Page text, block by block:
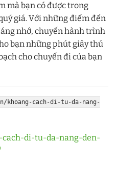
mà bạn có được trong
giá. Với những điểm đến
nhớ, chuyến hành trình
bạn những phút giây thú
cho chuyến đi của bạn
khoang-cach-di-tu-da-nang-
cach-di-tu-da-nang-den-